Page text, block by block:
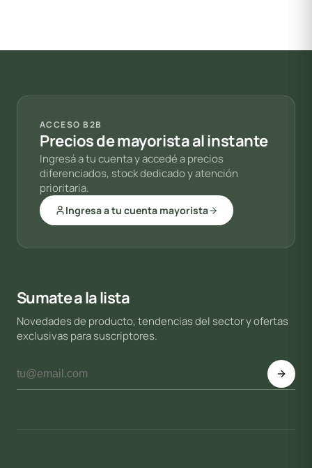
ACCESO B2B
Precios de mayorista al instante
Ingresá a tu cuenta y accedé a precios
diferenciados, stock dedicado y atención
prioritaria.
Ingresa a tu cuenta mayorista
Sumate a la lista
Novedades de producto, tendencias del sector y ofertas
exclusivas para suscriptores.